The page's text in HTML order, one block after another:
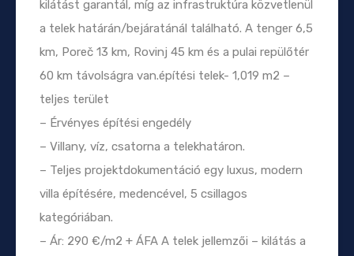
kilátást garantál, míg az infrastruktúra közvetlenül
a telek határán/bejáratánál található. A tenger 6,5
km, Poreč 13 km, Rovinj 45 km és a pulai repülőtér
60 km távolságra van.építési telek- 1,019 m2 –
teljes terület
– Érvényes építési engedély
– Villany, víz, csatorna a telekhatáron.
– Teljes projektdokumentáció egy luxus, modern
villa építésére, medencével, 5 csillagos
kategóriában.
– Ár: 290 €/m2 + ÁFA A telek jellemzői – kilátás a